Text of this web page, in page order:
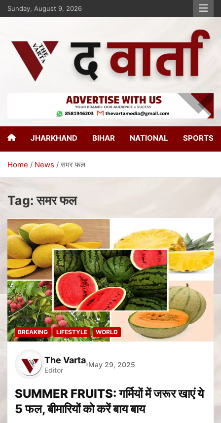
Sunday, August 9, 2026
The Varta
JHARKHAND BIHAR NATIONAL SPORTS
Home News समर फल
Tag:समर फल
BREAKING LIFESTYLE WORLD
The Varta
Editor
May 29, 2025
SUMMER FRUITS: गर्मियों में जरूर खाएं ये
5 फल, बीमारियों को करें बाय बाय